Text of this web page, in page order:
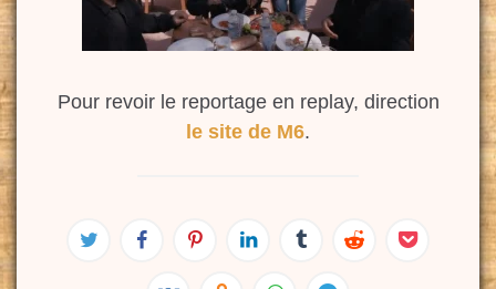
Pour revoir le reportage en replay, direction
le site de M6.